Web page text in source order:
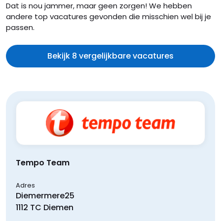
Dat is nou jammer, maar geen zorgen! We hebben
andere top vacatures gevonden die misschien wel bij je
passen.
Bekijk 8 vergelijkbare vacatures
Tempo Team
Adres
Diemermere25
1112 TC Diemen